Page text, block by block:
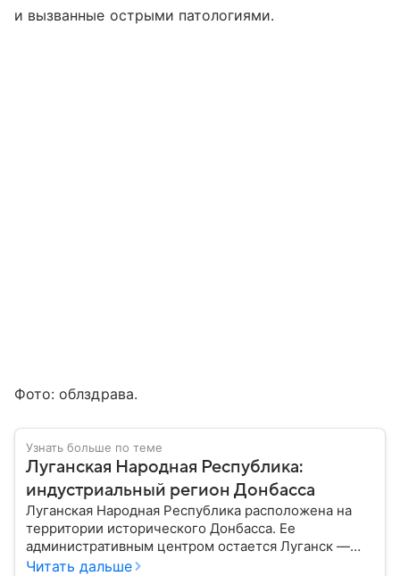
и вызванные острыми патологиями.
Фото: облздрава.
Узнать больше по теме
Луганская Народная Республика:
индустриальный регион Донбасса
Луганская Народная Республика расположена на
территории исторического Донбасса. Ее
административным центром остается Луганск —
один из крупнейших промышленных городов
Читать дальше